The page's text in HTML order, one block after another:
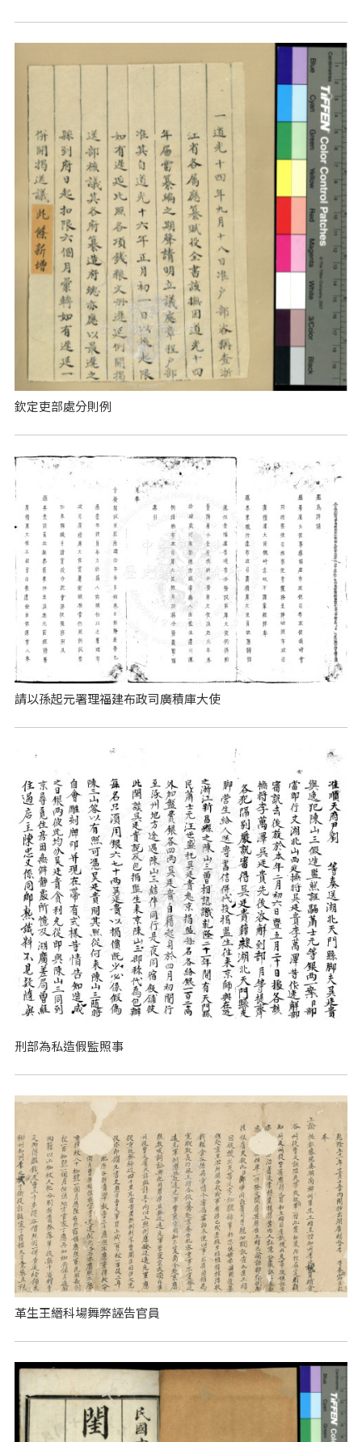
欽定吏部處分則例
請以孫起元署理福建布政司廣積庫大使
刑部為私造假監照事
革生王縉科場舞弊誣告官員